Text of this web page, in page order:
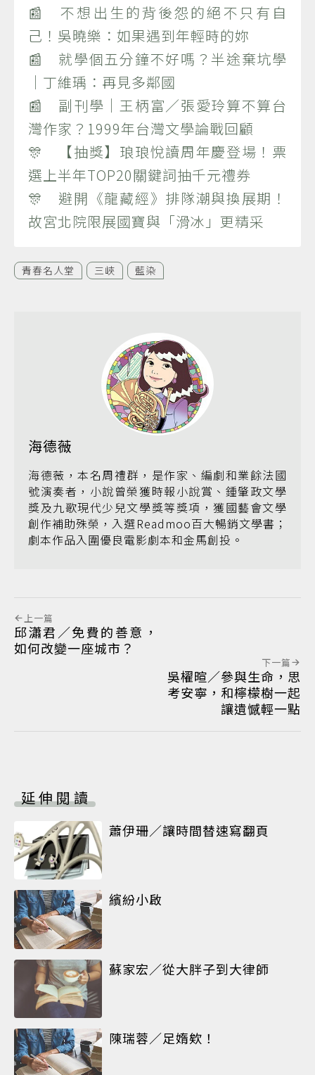
📰 不想出生的背後怨的絕不只有自
己！吳曉樂：如果遇到年輕時的妳
📰 就學個五分鐘不好嗎？半途棄坑學
｜丁維瑀：再見多鄰國
📰 副刊學｜王柄富／張愛玲算不算台
灣作家？1999年台灣文學論戰回顧
🎊 【抽獎】琅琅悅讀周年慶登場！票
選上半年TOP20關鍵詞抽千元禮券
🎊 避開《龍藏經》排隊潮與換展期！
故宮北院限展國寶與「滑冰」更精采
青春名人堂 三峽 藍染
海德薇
海德薇，本名周禮群，是作家、編劇和業餘法國
號演奏者，小說曾榮獲時報小說賞、鍾肇政文學
獎及九歌現代少兒文學獎等獎項，獲國藝會文學
創作補助殊榮，入選Readmoo百大暢銷文學書；
劇本作品入圍優良電影劇本和金馬創投。
上一篇
邱瀟君／免費的善意，
如何改變一座城市？
下一篇
吳櫂暄／參與生命，思
考安寧，和檸檬樹一起
讓遺憾輕一點
延伸閱讀
蕭伊珊／讓時間替速寫翻頁
繽紛小啟
蘇家宏／從大胖子到大律師
陳瑞蓉／足媠欸！